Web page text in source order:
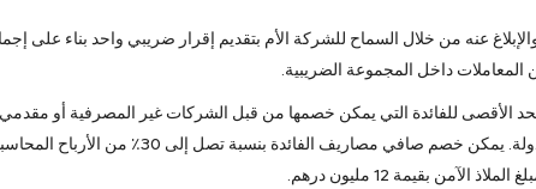
عنه من خلال السماح للشركة الأم بتقديم إقرار ضريبي واحد بناء على
المعاملات داخل المجموعة الضريبية.
الأقصى للفائدة التي يمكن خصمها من قبل الشركات غير المصرفية أو مقدمي
خدمات التأمين أو الأفراد العاملين في الأنشطة التجارية في الدولة. يمكن خصم صافي مصاريف الفائدة بنسبة تصل إلى 30٪ من
بقيمة 12 مليون درهم.